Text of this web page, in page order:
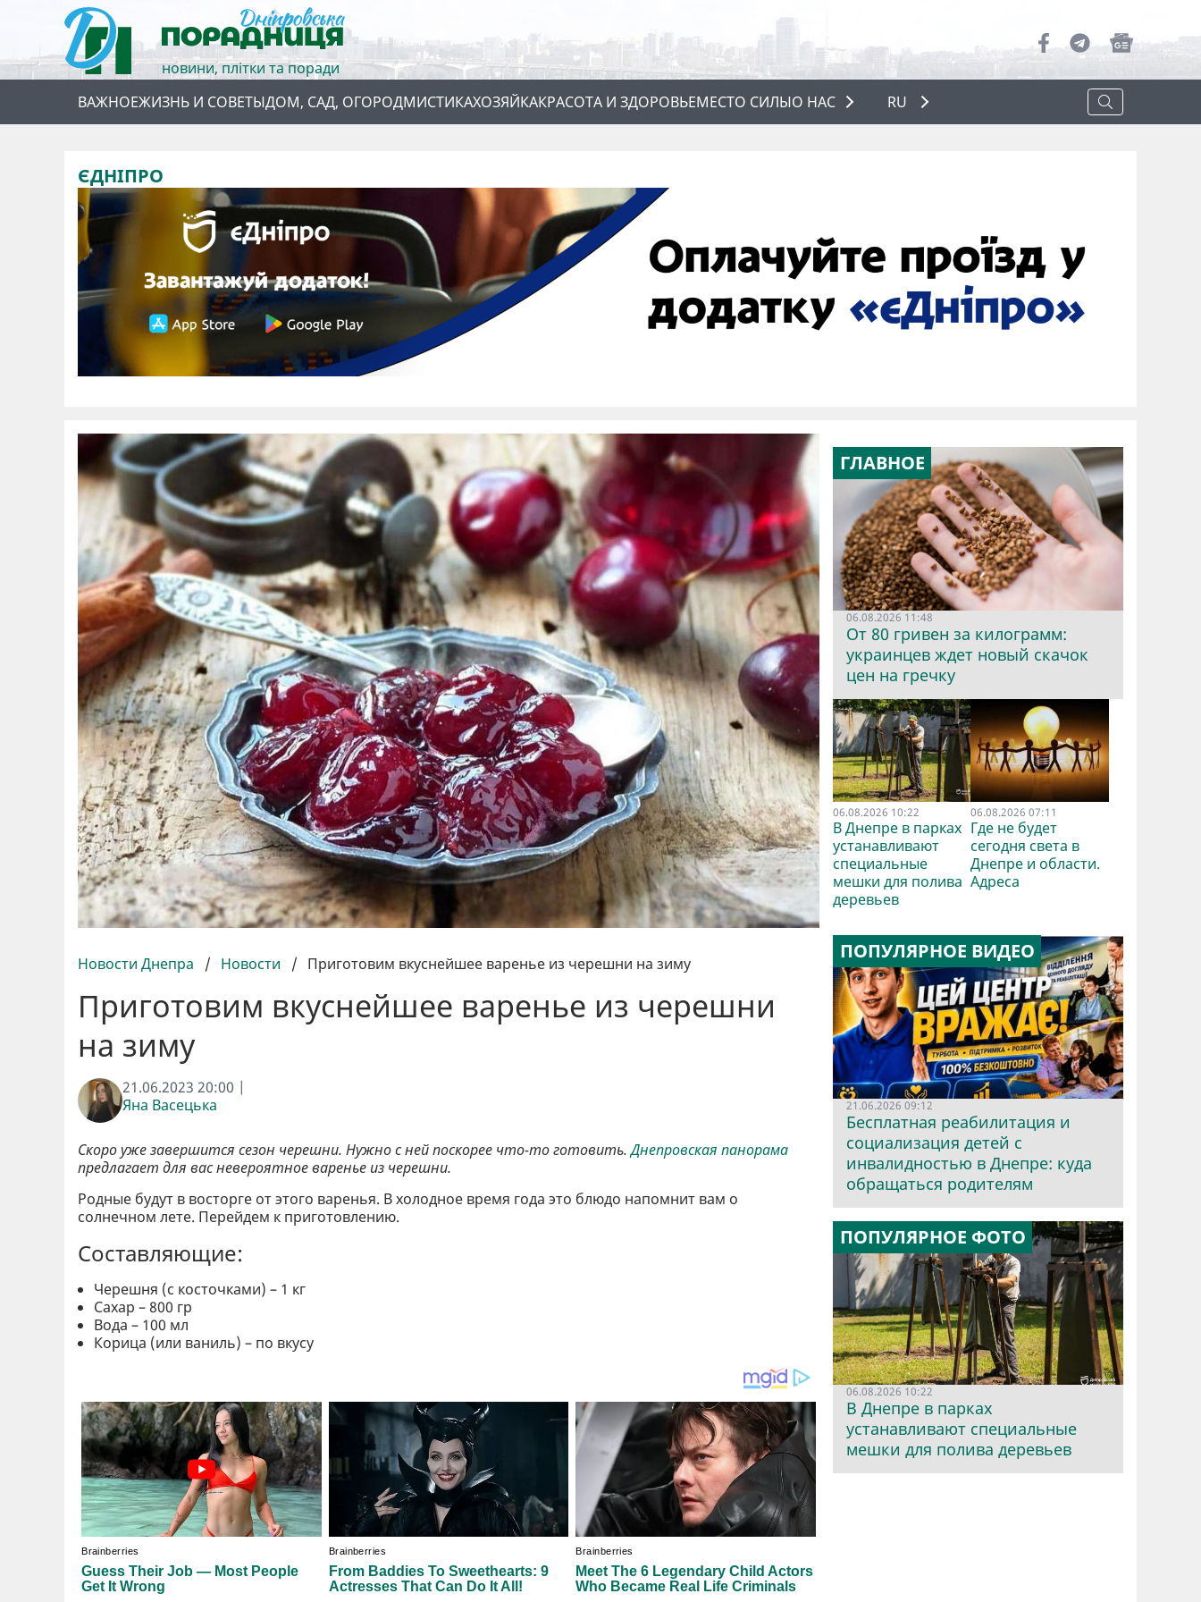
новини, плітки та поради
ВАЖНОЕЖИЗНЬ И СОВЕТЫДОМ, САД, ОГОРОДМИСТИКАХОЗЯЙКАКРАСОТА И ЗДОРОВЬЕМЕСТО СИЛЫО НАС
О НАС
RU
ЄДНІПРО
Новости Днепра / Новости / Приготовим вкуснейшее варенье из черешни на зиму
Приготовим вкуснейшее варенье из черешни
на зиму
21.06.2023 20:00 |
Яна Васецька
Скоро уже завершится сезон черешни. Нужно с ней поскорее что-то готовить.Днепровская панорама
предлагает для вас невероятное варенье из черешни.
Родные будут в восторге от этого варенья. В холодное время года это блюдо напомнит вам о
солнечном лете. Перейдем к приготовлению.
Составляющие:
Черешня (с косточками) – 1 кг
Сахар – 800 гр
Вода – 100 мл
Корица (или ваниль) – по вкусу
ГЛАВНОЕ
06.08.2026 11:48
От 80 гривен за килограмм:
украинцев ждет новый скачок
цен на гречку
06.08.2026 10:22
В Днепре в парках
устанавливают
специальные
мешки для полива
деревьев
06.08.2026 07:11
Где не будет
сегодня света в
Днепре и области.
Адреса
ПОПУЛЯРНОЕ ВИДЕО
21.06.2026 09:12
Бесплатная реабилитация и
социализация детей с
инвалидностью в Днепре: куда
обращаться родителям
ПОПУЛЯРНОЕ ФОТО
06.08.2026 10:22
В Днепре в парках
устанавливают специальные
мешки для полива деревьев